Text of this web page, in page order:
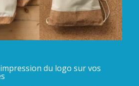
du logo sur vos